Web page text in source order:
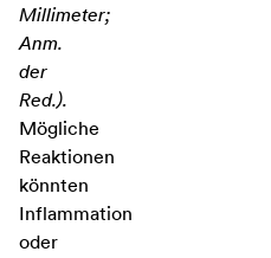
Millimeter;
Anm.
der
Red.).
Mögliche
Reaktionen
könnten
Inflammation
oder